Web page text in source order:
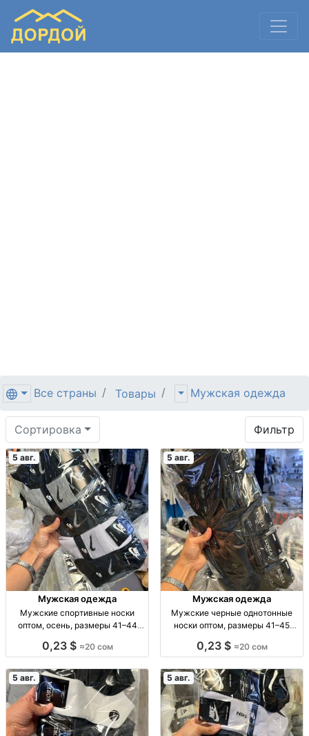
Все страны Товары Мужская одежда
Сортировка Фильтр
5 авг.
Мужская одежда
Мужские спортивные носки
оптом, осень, размеры 41–44
44, уп. 10 шт., опт.
0,23 $ ≈20 сом
5 авг.
Мужская одежда
Мужские черные однотонные
носки оптом, размеры 41–45
41–45, уп. 10 пар, опт.
0,23 $ ≈20 сом
5 авг. 5 авг.